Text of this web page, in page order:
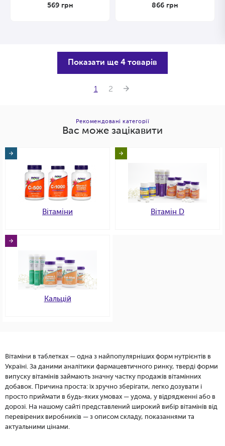
569 грн
таблеток
866 грн
Показати ще 4 товарів
1 2
Рекомендовані категорії
Вас може зацікавити
Вітаміни Вітамін D
Кальцій
Вітаміни в таблетках — одна з найпопулярніших форм нутрієнтів в
Україні. За даними аналітики фармацевтичного ринку, тверді форми
випуску вітамінів займають значну частку продажів вітамінних
добавок. Причина проста: їх зручно зберігати, легко дозувати і
просто приймати в будь-яких умовах — удома, у відрядженні або в
дорозі. На нашому сайті представлений широкий вибір вітамінів від
перевірених виробників — з описом складу, показаннями та
актуальними цінами.